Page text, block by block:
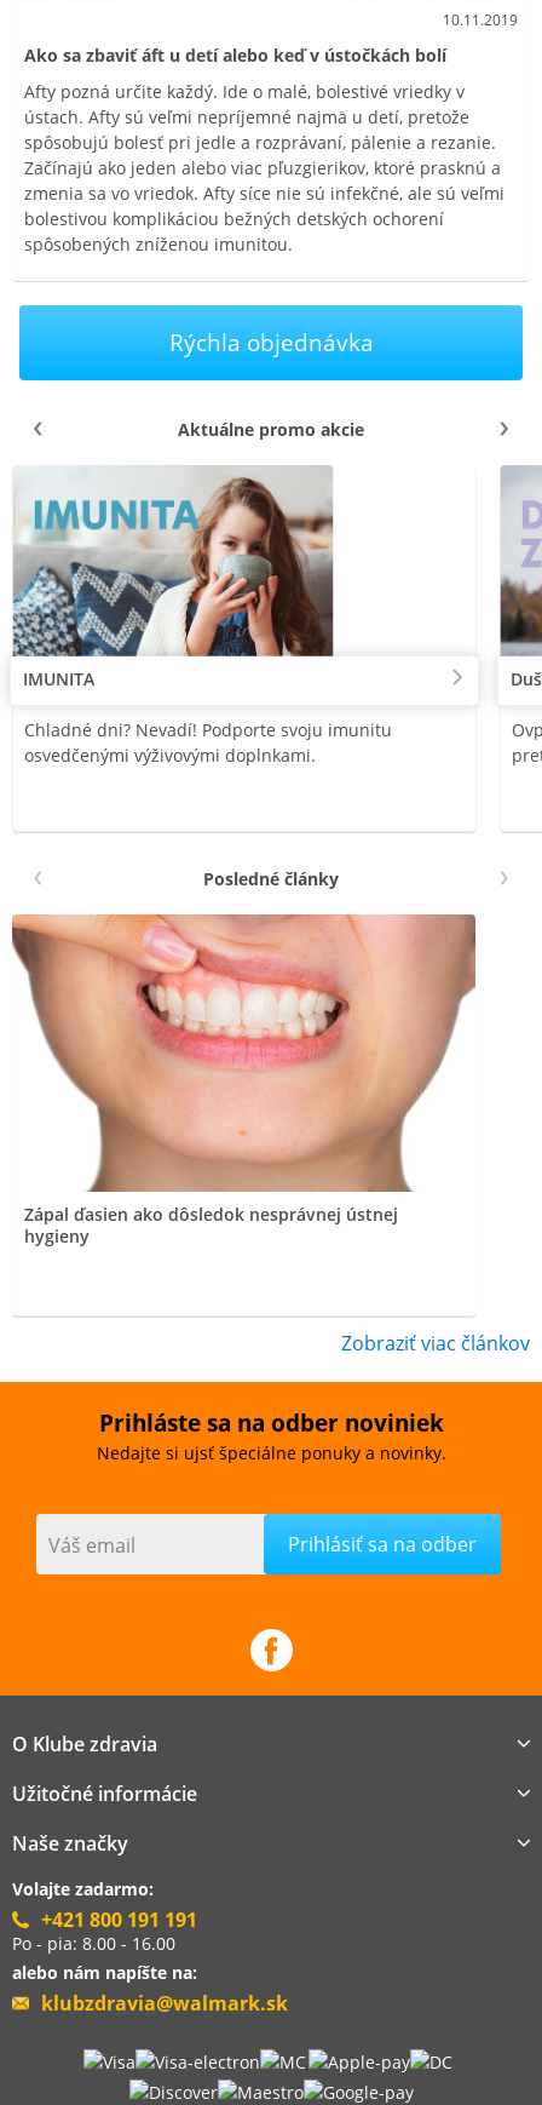
10.11.2019
Ako sa zbaviť áft u detí alebo keď v ústočkách bolí
Afty pozná určite každý. Ide o malé, bolestivé vriedky v
ústach. Afty sú veľmi nepríjemné najmä u detí, pretože
spôsobujú bolesť pri jedle a rozprávaní, pálenie a rezanie.
Začínajú ako jeden alebo viac pľuzgierikov, ktoré prasknú a
zmenia sa vo vriedok. Afty síce nie sú infekčné, ale sú veľmi
bolestivou komplikáciou bežných detských ochorení
spôsobených zníženou imunitou.
Rýchla objednávka
Aktuálne promo akcie
IMUNITA
Chladné dni? Nevadí! Podporte svoju imunitu
osvedčenými výživovými doplnkami.
Posledné články
Zápal ďasien ako dôsledok nesprávnej ústnej
hygieny
Zobraziť viac článkov
Prihláste sa na odber noviniek
Nedajte si ujsť špeciálne ponuky a novinky.
Váš email
O Klube zdravia
Užitočné informácie
Naše značky
Volajte zadarmo:
+421 800 191 191
Po - pia: 8.00 - 16.00
alebo nám napíšte na:
klubzdravia@walmark.sk